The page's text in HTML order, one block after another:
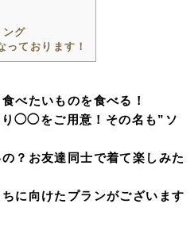
ング
ております！
べたいものを食べる！
◯◯をご用意！その名も”ソ
？お友達同士で着て楽しみた
に向けたプランがございます